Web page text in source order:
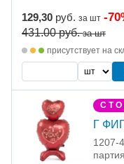
129,30 руб. за шт -
431.00руб. за шт
присутствует на
С Т О
Г
1207-